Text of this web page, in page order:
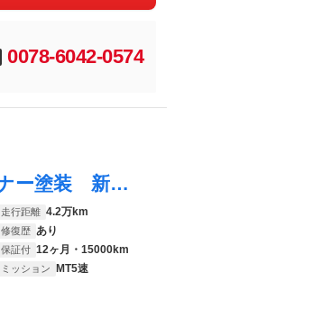
0078-6042-0574
スクラム ＰＣ ５速ＭＴ ５速ＭＴ ラプターライナー塗装 新品ＡＷ オールテレーンタイヤ
走行距離 4.2万km
修復歴 あり
保証付 12ヶ月・15000km
ミッション MT5速